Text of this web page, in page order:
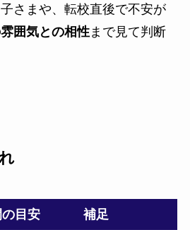
さまや、転校直後で不安が
囲気との相性まで見て判断
目安 補足